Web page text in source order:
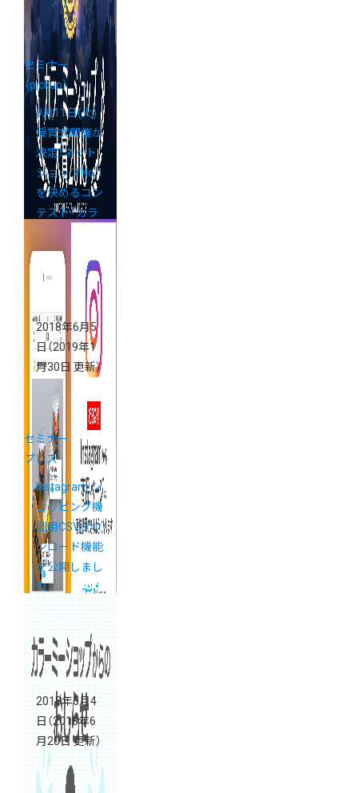
セミナー
（pickup）
9月11日(火)
授賞式開催が
決定！ネット
ショップNo.1
を決めるコン
テスト「カラ
プ大賞2018」
2018年6月5
日（2019年1
月30日 更新）
セミナー
プレス
Instagram シ
ョッピング機
能用CSVダウ
ンロード機能
を公開しまし
た
2018年6月4
日（2018年6
月20日 更新）